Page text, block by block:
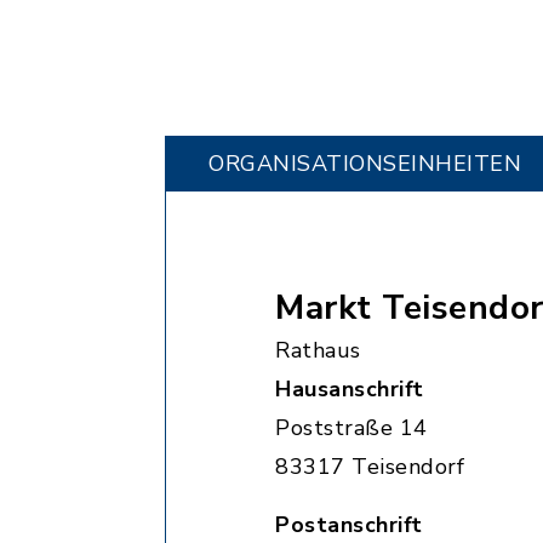
ORGANISATIONS­EINHEITEN
Markt
Rathaus
Hausanschrift
Poststraße 14
83317 Teisendorf
Postanschrift